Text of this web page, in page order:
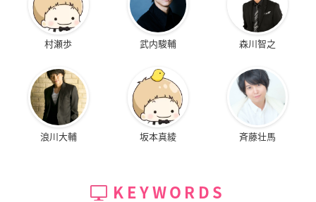
村瀬歩 武内駿輔 森川智之
浪川大輔 坂本真綾 斉藤壮馬
KEYWORDS